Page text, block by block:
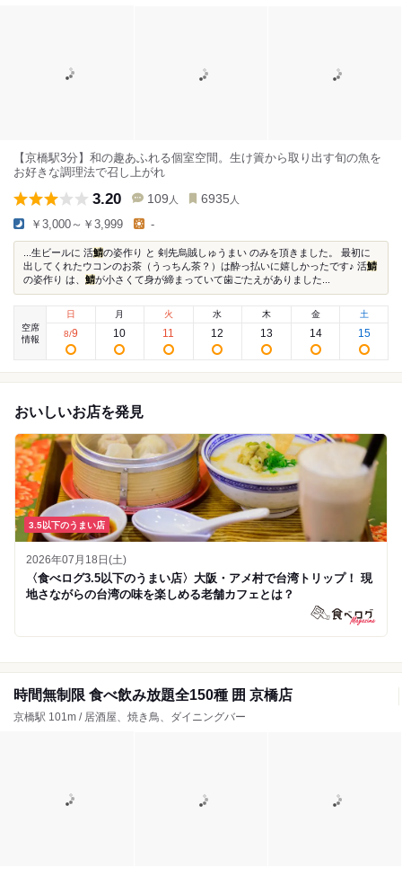
【京橋駅3分】和の趣あふれる個室空間。生け簀から取り出す旬の魚を
お好きな調理法で召し上がれ
3.20 109 人 6935 人
￥3,000～￥3,999 -
...生ビールに 活鯖の姿作り と 剣先烏賊しゅうまい のみを頂きました。 最初に
出してくれたウコンのお茶（うっちん茶？）は酔っ払いに嬉しかったです♪ 活鯖
の姿作り は、 鯖が小さくて身が締まっていて歯ごたえがありました...
空席
情報
日
8/9
月
10
火
11
水
12
木
13
金
14
土
15
おいしいお店を発見
3.5以下のうまい店
2026年07月18日(土)
〈食べログ3.5以下のうまい店〉大阪・アメ村で台湾トリップ！ 現
地さながらの台湾の味を楽しめる老舗カフェとは？
時間無制限 食べ飲み放題全150種 囲 京橋店
京橋駅 101m / 居酒屋、焼き鳥、ダイニングバー